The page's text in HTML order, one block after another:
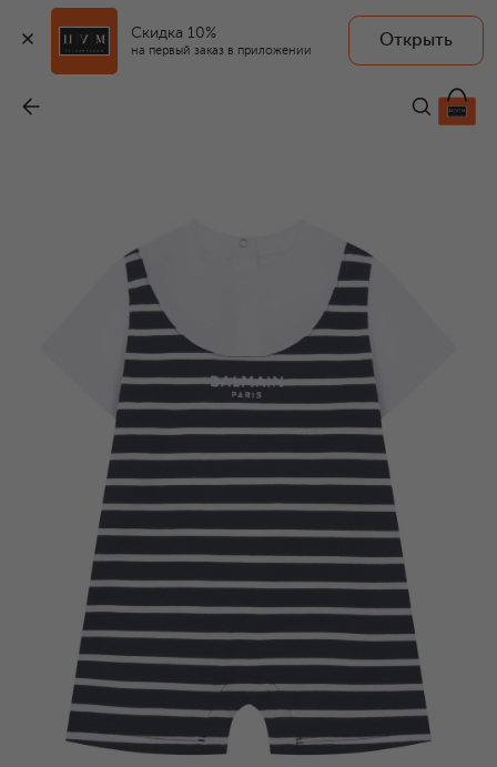
Скидка 10%
на первый заказ в приложении
Открыть
13 950 ₽